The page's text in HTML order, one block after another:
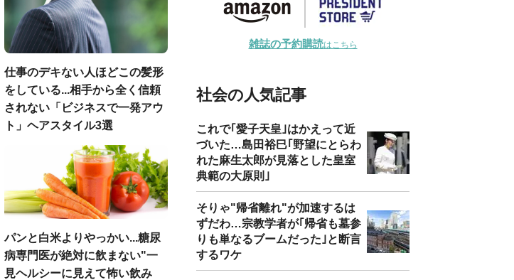
仕事のデキない人ほどこの髪形
をしている...相手から全く信頼
されない「ビジネスで一発アウ
ト」ヘアスタイル3選
パンと白米よりやっかい...糖尿
病専門医が絶対に飲まない"一
見ヘルシーに見えて怖い飲み
雑誌の予約購読はこちら
社会の人気記事
これで｢愛子天皇｣はかえって近
づいた…島田裕巳｢野望にとらわ
れた麻生太郎が見落とした皇室
典範の大原則｣
そりゃ"帰省離れ"が加速するは
ずだわ…宗教学者が｢帰省も墓参
りも単なるブームだった｣と断言
するワケ